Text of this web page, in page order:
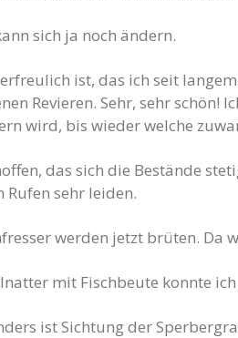
sich ja noch ändern.
ist, das ich seit
Revieren. Sehr, sehr schön!
wird, bis wieder welche
das sich die Bestände
Rufen sehr leiden.
werden jetzt brüten. Da
mit Fischbeute konnte
ist Sichtung der